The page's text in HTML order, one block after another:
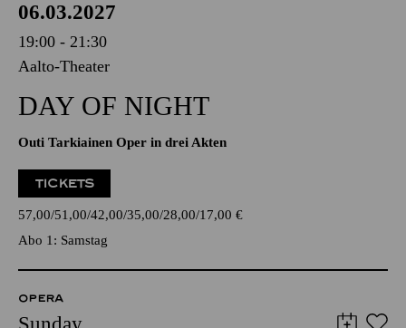
06.03.2027
19:00 - 21:30
Aalto-Theater
DAY OF NIGHT
Outi Tarkiainen Oper in drei Akten
TICKETS
57,00 51,00 42,00 35,00 28,00 17,00 €
Abo 1: Samstag
OPERA